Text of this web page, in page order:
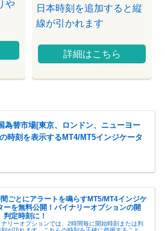
や
日本時刻を追加すると縦
線が引かれます
詳細はこちら
為替市場[東京、ロンドン、ニューヨー
時刻を表示するMT4/MT5インジケータ
ごとにアラートを鳴らすMT5/MT4インジケ
ーを無料公開！バイナリーオプションの開
判定時刻に！
ナリーオプションでは、2時間毎に開始時刻または判